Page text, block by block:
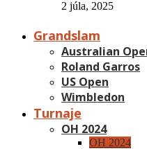
2 júla, 2025
Grandslam
Australian
Roland Garros
US Open
Wimbledon
Turnaje
OH 2024
OH 2024